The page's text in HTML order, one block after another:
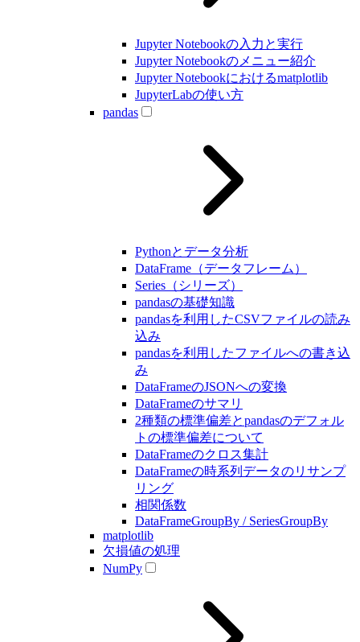
Jupyter Notebookの入力と実行
Jupyter Notebookのメニュー紹介
Jupyter Notebookにおけるmatplotlib
JupyterLabの使い方
pandas
Pythonとデータ分析
DataFrame（データフレーム）
Series（シリーズ）
pandasの基礎知識
pandasを利用したCSVファイルの読み
込み
pandasを利用したファイルへの書き込
み
DataFrameのJSONへの変換
DataFrameのサマリ
2種類の標準偏差とpandasのデフォル
トの標準偏差について
DataFrameのクロス集計
DataFrameの時系列データのリサンプ
リング
相関係数
DataFrameGroupBy / SeriesGroupBy
matplotlib
欠損値の処理
NumPy